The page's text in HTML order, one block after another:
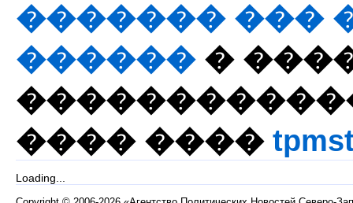
������� ���
�������
���� ����
Loading...